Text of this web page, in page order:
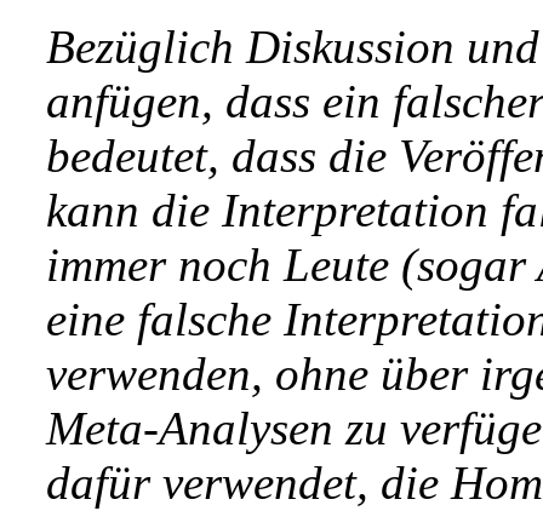
Bezüglich Diskussion
anfügen, dass ein
bedeutet, dass die
kann die Interpretation
immer noch Leute
eine falsche
verwenden, ohne über
Meta-Analysen zu
dafür verwendet, die